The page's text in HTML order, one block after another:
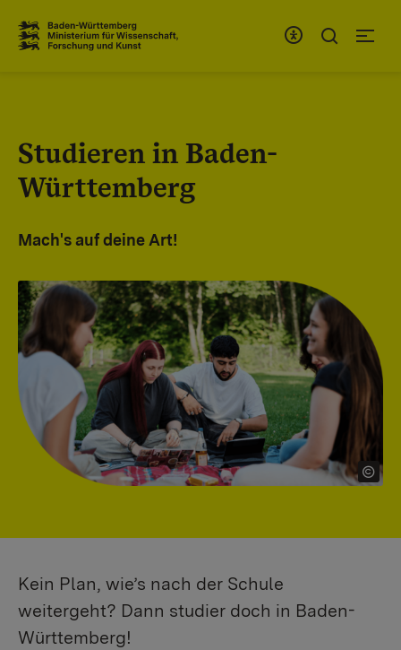
Studieren in Baden-
Württemberg
Mach's auf deine Art!
Kein Plan, wie’s nach der Schule
weitergeht? Dann studier doch in Baden-
Württemberg!